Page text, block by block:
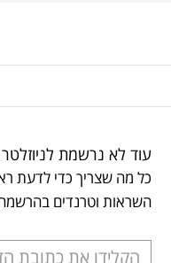
עוד לא נרשמת
כל מה שצריך כדי לדעת
השראות וטרנדים